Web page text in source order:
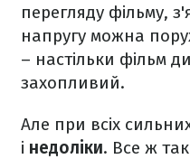
перегляду фільму,
напругу можна
– настільки фільм
захопливий.
Але при всіх
і недоліки. Все ж